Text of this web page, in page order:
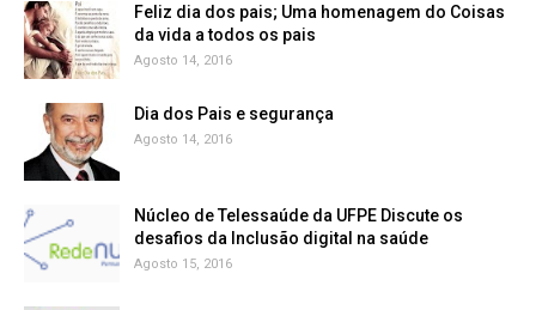
Feliz dia dos pais; Uma homenagem do Coisas
da vida a todos os pais
Agosto 14, 2016
Dia dos Pais e segurança
Agosto 14, 2016
Núcleo de Telessaúde da UFPE Discute os
Agosto 15, 2016